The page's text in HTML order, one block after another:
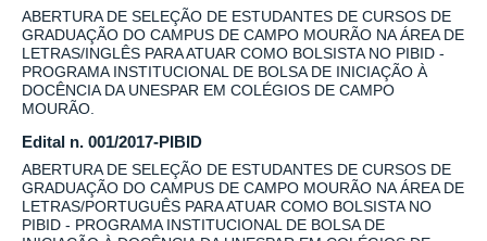
ABERTURA DE SELEÇÃO DE ESTUDANTES DE CURSOS DE
GRADUAÇÃO DO CAMPUS DE CAMPO MOURÃO NA ÁREA DE
LETRAS/INGLÊS PARA ATUAR COMO BOLSISTA NO PIBID -
PROGRAMA INSTITUCIONAL DE BOLSA DE INICIAÇÃO À
DOCÊNCIA DA UNESPAR EM COLÉGIOS DE CAMPO
MOURÃO.
Edital n. 001/2017-PIBID
ABERTURA DE SELEÇÃO DE ESTUDANTES DE CURSOS DE
GRADUAÇÃO DO CAMPUS DE CAMPO MOURÃO NA ÁREA DE
LETRAS/PORTUGUÊS PARA ATUAR COMO BOLSISTA NO
PIBID - PROGRAMA INSTITUCIONAL DE BOLSA DE